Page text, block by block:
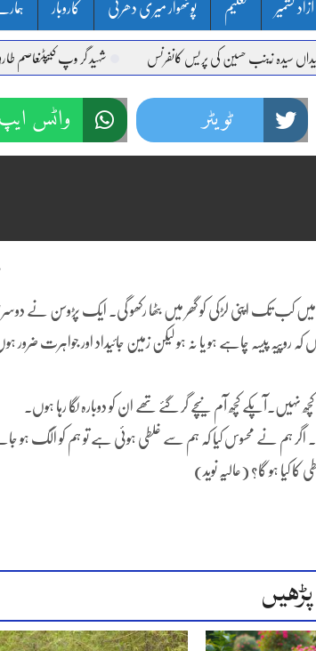
آزاد کشمیر تعلیم پوٹھوار میری دھرتی کاروبار
زینب حسین کی پریس کانفرنس شہید گر وپ کیپٹنعاصم طارق
ٹویٹر واٹس ایپ
کب تک اپنی لڑکی کو گھر میں بٹھا رکھو گی۔ ایک پڑوسن نے
روپیہ پیسہ چاہے ہو یا نہ ہو لیکن زمین جائیداد اور جواہرت ضرور
کچھ آم نیچے گر گئے تھے ان کو دوبارہ لگا رہا ہوں۔
اگر ہم نے محسوس کیا کہ ہم سے غلطی ہوئی ہے تو ہم کو الگ ہو
کیا ہو گا؟ (عالیہ نوید)